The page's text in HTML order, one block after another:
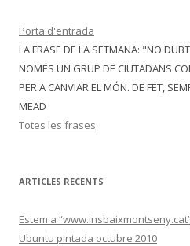
Porta d'entrada
LA FRASE DE LA SETMANA: "NO
NOMÉS UN GRUP DE CIUTADANS
PER A CANVIAR EL MÓN. DE FET,
MEAD
Totes les frases
ARTICLES RECENTS
Estem a
Ubuntu pintada octubre 2010